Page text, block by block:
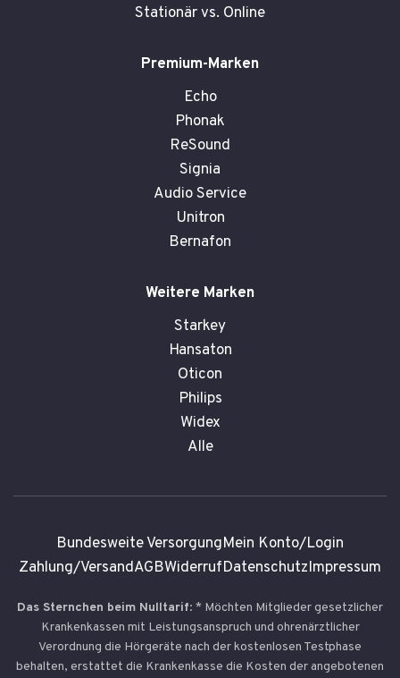
Stationär vs. Online
Premium-Marken
Echo
Phonak
ReSound
Signia
Audio Service
Unitron
Bernafon
Weitere Marken
Starkey
Hansaton
Oticon
Philips
Widex
Alle
Bundesweite VersorgungMein Konto/Login
Zahlung/VersandAGBWiderrufDatenschutzImpressum
Das Sternchen beim Nulltarif: * Möchten Mitglieder gesetzlicher
Krankenkassen mit Leistungsanspruch und ohrenärztlicher
Verordnung die Hörgeräte nach der kostenlosen Testphase
behalten, erstattet die Krankenkasse die Kosten der angebotenen